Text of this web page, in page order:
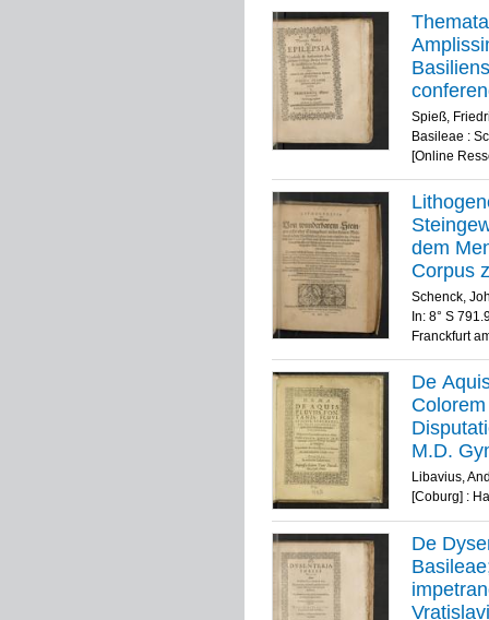
Spies
Spieß,
Basileae :
[Online
dem
Corpus
der
durch
dero
in
in die
Schenck,
In: 8° S
Franckfurt
De
M.D.
1609.
Libavius,
[Coburg] :
De